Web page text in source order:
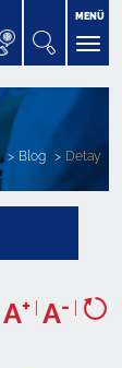
MENÜ
Blog Detay
A+ | A- |